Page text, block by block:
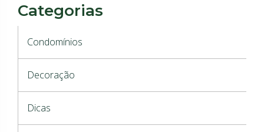
Categorias
Condomínios
Decoração
Dicas